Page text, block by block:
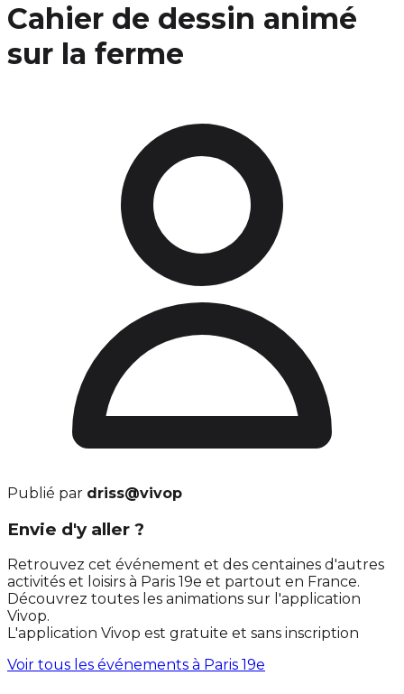
Cahier de dessin animé
sur la ferme
Publié par driss@vivop
Envie d'y aller ?
Retrouvez cet événement et des centaines d'autres
activités et loisirs à Paris 19e et partout en France.
Découvrez toutes les animations sur l'application
Vivop.
L'application Vivop est gratuite et sans inscription
Voir tous les événements à Paris 19e